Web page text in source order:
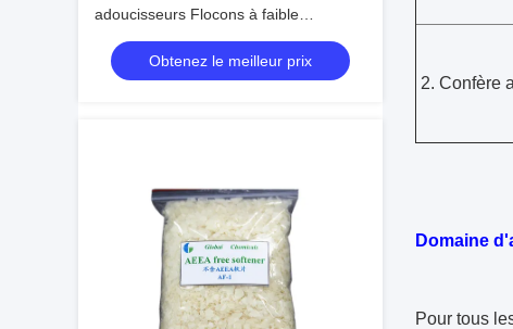
adoucisseurs Flocons à faible
jaunissement Pour les tissus / tissus
Obtenez le meilleur prix
2. Confère
Domaine
Pour tous